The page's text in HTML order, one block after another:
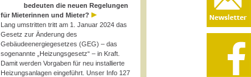
bedeuten die neuen Regelungen
für Mieterinnen und Mieter?
Lang umstritten tritt am 1. Januar 2024 das
Gesetz zur Änderung des
Gebäudeenergiegesetzes (GEG) – das
sogenannte „Heizungsgesetz“ – in Kraft.
Damit werden Vorgaben für neu installierte
Heizungsanlagen eingeführt. Unser Info 127